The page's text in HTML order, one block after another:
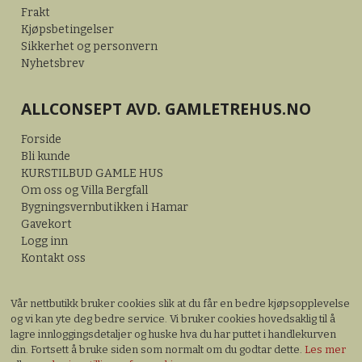
Frakt
Kjøpsbetingelser
Sikkerhet og personvern
Nyhetsbrev
ALLCONSEPT AVD. GAMLETREHUS.NO
Forside
Bli kunde
KURSTILBUD GAMLE HUS
Om oss og Villa Bergfall
Bygningsvernbutikken i Hamar
Gavekort
Logg inn
Kontakt oss
Vår nettbutikk bruker cookies slik at du får en bedre kjøpsopplevelse
og vi kan yte deg bedre service. Vi bruker cookies hovedsaklig til å
lagre innloggingsdetaljer og huske hva du har puttet i handlekurven
din. Fortsett å bruke siden som normalt om du godtar dette.Les mer